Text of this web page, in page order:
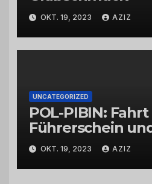
OKT. 19, 2023 AZIZ
UNCATEGORIZED
POL-PIBIN:
Führerschein
Einfluss von
OKT. 19, 2023 AZIZ